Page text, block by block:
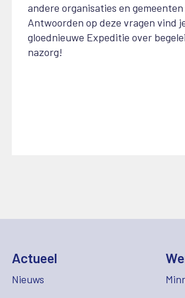
andere organisaties en
Antwoorden op deze vragen vind
gloednieuwe Expeditie over
nazorg!
Actueel
Nieuws